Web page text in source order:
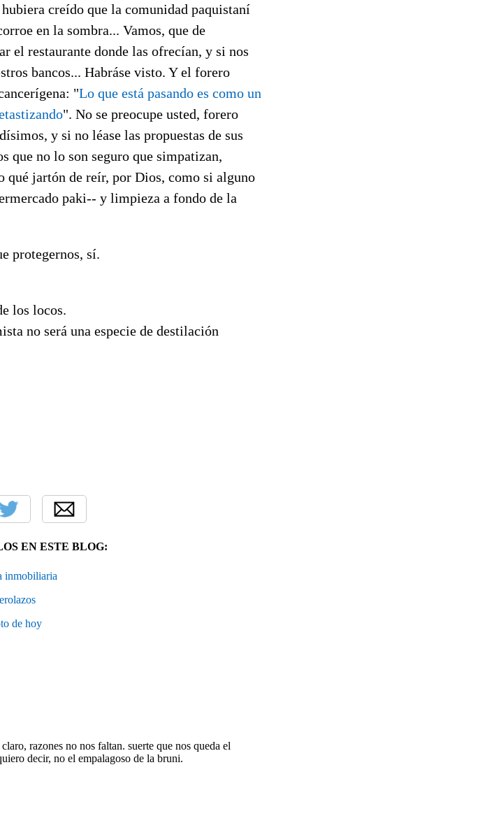
creído que la comunidad paquistaní
en la sombra... Vamos, que de
el restaurante donde las ofrecían, y si nos
bancos... Habráse visto. Y el forero
"Lo que está pasando es como un
". No se preocupe usted, forero
y si no léase las propuestas de sus
que no lo son seguro que simpatizan,
qué jartón de reír, por Dios, como si alguno
paki-- y limpieza a fondo de la
protegernos, sí.
los locos.
no será una especie de destilación
EN ESTE BLOG:
inmobiliaria
de hoy
razones no nos faltan. suerte que nos queda el
decir, no el empalagoso de la bruni.